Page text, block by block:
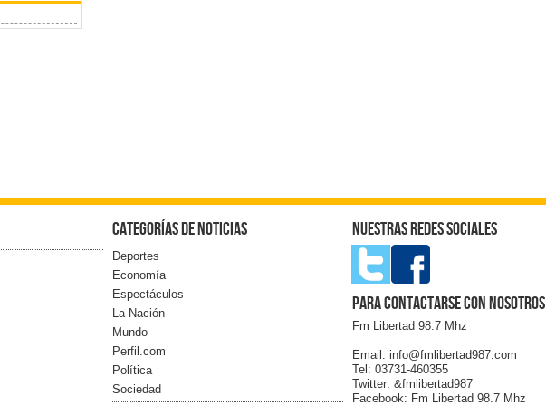
Categorías de noticias
Deportes
Economía
Espectáculos
La Nación
Mundo
Perfil.com
Política
Sociedad
Nuestras redes sociales
Para contactarse con nosotros
Fm Libertad 98.7 Mhz
Email: info@fmlibertad987.com
Tel: 03731-460355
Twitter: &fmlibertad987
Facebook: Fm Libertad 98.7 Mhz